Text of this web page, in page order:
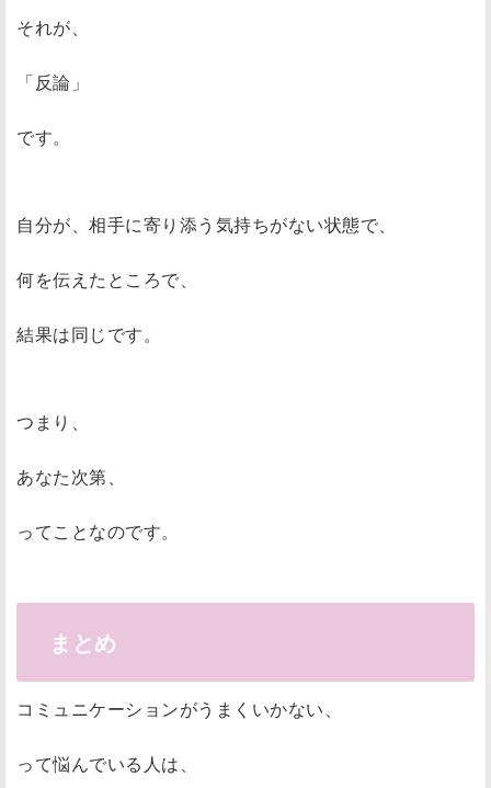
それが、
「反論」
です。
自分が、相手に寄り添う気持ちがない状態で、
何を伝えたところで、
結果は同じです。
つまり、
あなた次第、
ってことなのです。
まとめ
コミュニケーションがうまくいかない、
って悩んでいる人は、